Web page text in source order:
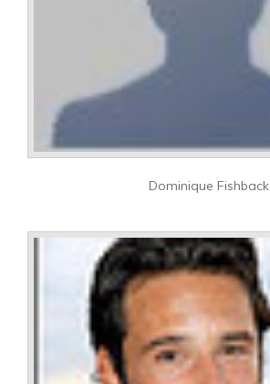
Dominique Fishback